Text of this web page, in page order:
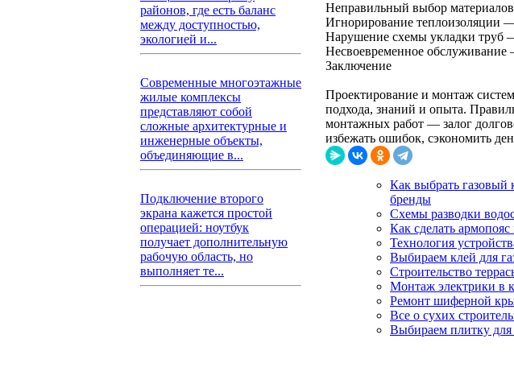
районов, где есть баланс
между доступностью,
экологией и...
Современные многоэтажные
жилые комплексы
представляют собой
сложные архитектурные и
инженерные объекты,
объединяющие в...
Подключение второго
экрана кажется простой
операцией: ноутбук
получает дополнительную
рабочую область, но
выполняет те...
Неправильный выбор
Игнорирование теплоизоляции
Нарушение схемы укладки труб
Несвоевременное
Заключение
Проектирование и монтаж
подхода, знаний и опыта.
монтажных работ — залог
избежать ошибок, сэкономить
Как выбрать газовый
бренды
Схемы разводки
Как сделать
Технология
Выбираем клей для
Строительство
Монтаж электрики в
Ремонт шиферной
Все о сухих
Выбираем плитку